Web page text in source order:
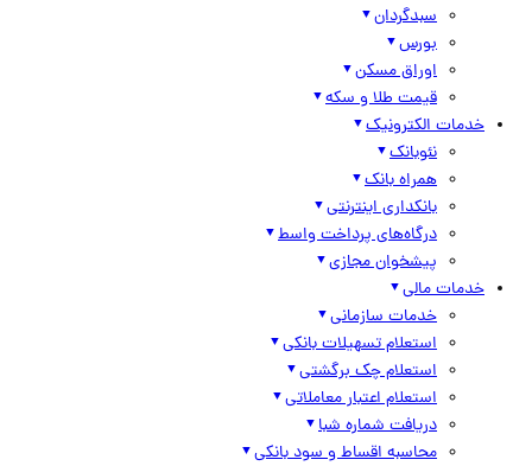
سبدگردان
بورس
اوراق مسکن
قیمت طلا و سکه
خدمات الکترونیک
نئوبانک
همراه بانک
بانکداری اینترنتی
درگاه‌های پرداخت واسط
پیشخوان مجازی
خدمات مالی
خدمات سازمانی
استعلام تسهیلات بانکی
استعلام چک برگشتی
استعلام اعتبار معاملاتی
دریافت شماره شبا
محاسبه اقساط و سود بانکی